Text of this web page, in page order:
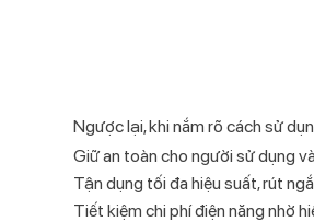
Ngược lại, khi nắm rõ cách sử
Giữ an toàn cho người sử dụng
Tận dụng tối đa hiệu suất, rút
Tiết kiệm chi phí điện năng nhờ